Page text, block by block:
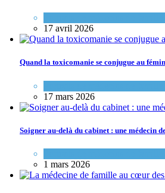
17 avril 2026
Quand la toxicomanie se conjugue au
17 mars 2026
Soigner au-delà du cabinet : une médecin
1 mars 2026